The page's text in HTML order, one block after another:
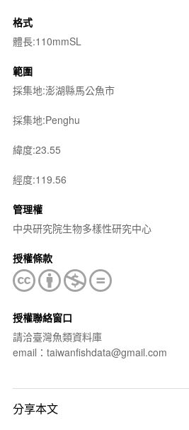
格式
體長:110mmSL
範圍
採集地:澎湖縣馬公魚市
採集地:Penghu
緯度:23.55
經度:119.56
管理權
中央研究院生物多樣性研究中心
授權條款
授權聯絡窗口
請洽臺灣魚類資料庫
email：taiwanfishdata@gmail.com
分享本文